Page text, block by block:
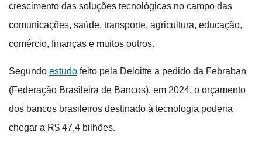
crescimento das soluções tecnológicas no campo das
comunicações, saúde, transporte, agricultura, educação,
comércio, finanças e muitos outros.
Segundo estudo feito pela Deloitte a pedido da Febraban
(Federação Brasileira de Bancos), em 2024, o orçamento
dos bancos brasileiros destinado à tecnologia poderia
chegar a R$ 47,4 bilhões.